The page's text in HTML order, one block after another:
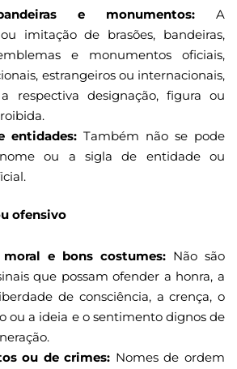
e monumentos: A
imitação de brasões, bandeiras,
e monumentos oficiais,
estrangeiros ou internacionais,
respectiva designação, figura ou
entidades: Também não se pode
ou a sigla de entidade ou
ofensivo
e bons costumes: Não são
que possam ofender a honra, a
de consciência, a crença, o
ou a ideia e o sentimento dignos de
ou de crimes: Nomes de ordem